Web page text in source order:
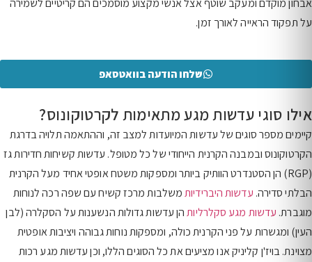
אבחון מוקדם ומעקב שוטף אצל אנשי מקצוע מוסמכים הם קריטיים לשמירה
על תפקוד הראייה לאורך זמן.
שלחו הודעה בוואטסאפ
אילו סוגי עדשות מגע מתאימות לקרטוקונוס?
קיימים מספר סוגים של עדשות המיועדות למצב זה, וההתאמה תלויה בדרגת
הקרטוקונוס ובמבנה הקרנית הייחודי של כל מטופל. עדשות קשיחות חדירות גז
(RGP) הן הסטנדרט הוותיק ביותר ומספקות משטח אופטי אחיד מעל הקרנית
הבלתי סדירה. עדשות היברידיותמשלבות מרכז קשיח עם שפה רכה לנוחות
מוגברת. עדשות מגע סקלרליותהן עדשות גדולות הנשענות על הסקלרה (לבן
העין) ומגשרות על פני הקרנית כולה, ומספקות נוחות גבוהה ויציבות אופטית
מצוינת. בויז'ן קליניק אנו מציעים את כל הסוגים הללו, וכן עדשות מגע רכות